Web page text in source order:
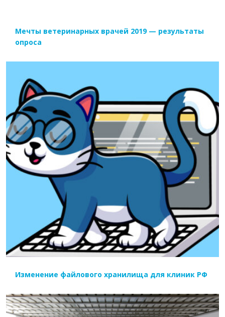
Мечты ветеринарных врачей 2019 — результаты
опроса
ЧИТАТЬ ДАЛЕЕ
Изменение файлового хранилища для клиник РФ